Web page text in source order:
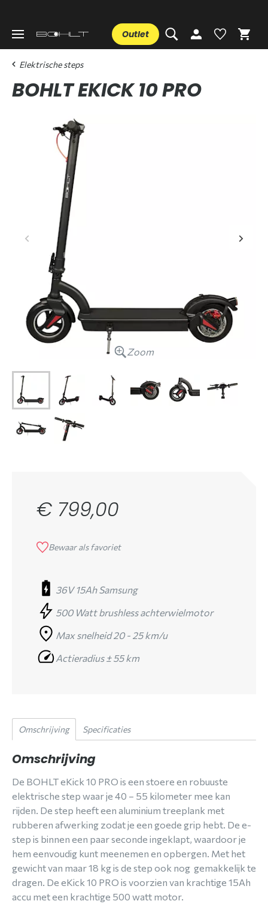
Outlet
Elektrische steps
BOHLT EKICK 10 PRO
Zoom
€ 799,00
Bewaar als favoriet
36V 15Ah Samsung
500 Watt brushless achterwielmotor
Max snelheid 20 - 25 km/u
Actieradius ± 55 km
Omschrijving Specificaties
Omschrijving
De BOHLT eKick 10 PRO is een stoere en robuuste
elektrische step waar je 40 – 55 kilometer mee kan
rijden. De step heeft een aluminium treeplank met
rubberen afwerking zodat je een goede grip hebt. De e-
step is binnen een paar seconde ingeklapt, waardoor je
hem eenvoudig kunt meenemen en opbergen. Met het
gewicht van maar 18 kg is de step ook nog gemakkelijk te
dragen. De eKick 10 PRO is voorzien van krachtige 15Ah
accu met een krachtige 500 watt motor.